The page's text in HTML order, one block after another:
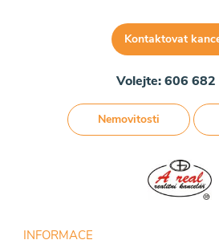
Kontaktovat
Volejte: 606 682
Nemovitosti
INFORMACE